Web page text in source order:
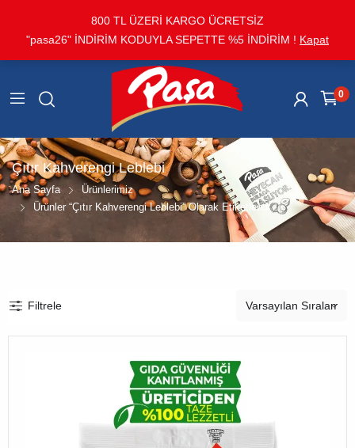
800 TL ÜZERİ KARGO ÜCRETSİZ
"pasa26" İNDİRİM KODUYLA SEPETTE %5 İNDİRİM ! Kapat
0
Çıtır Kahverengi Leblebi
Ana Sayfa
Ürünlerimiz
Ürünler “Çıtır Kahverengi Leblebi” Olarak Etiketlendi
Filtrele